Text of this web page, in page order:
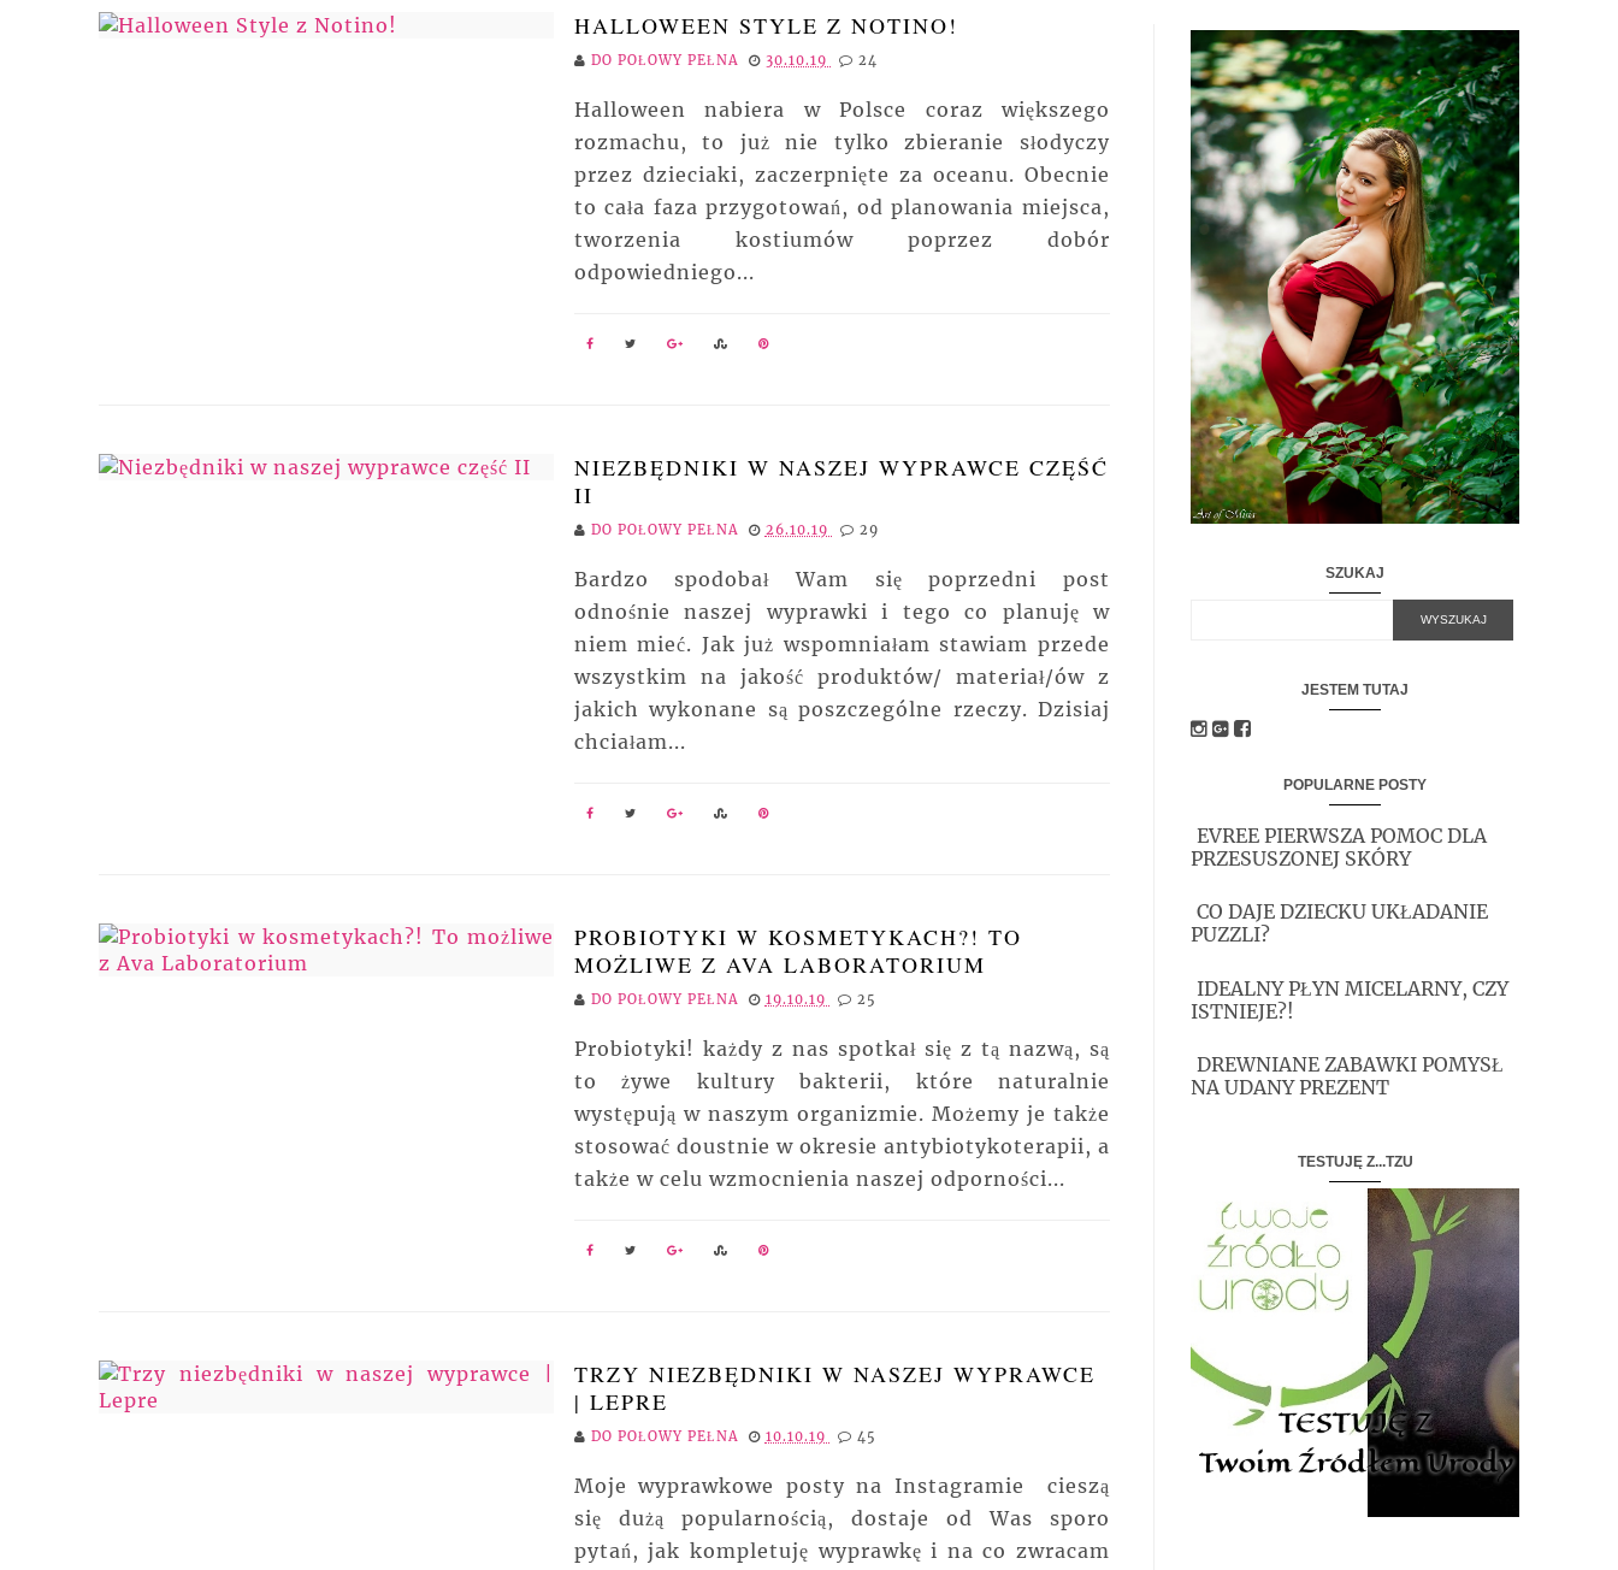
HALLOWEEN STYLE Z NOTINO!
DO POŁOWY PEŁNA 30.10.19 24
Halloween nabiera w Polsce coraz większego
rozmachu, to już nie tylko zbieranie słodyczy
przez dzieciaki, zaczerpnięte za oceanu. Obecnie
to cała faza przygotowań, od planowania miejsca,
tworzenia kostiumów poprzez dobór
odpowiedniego...
NIEZBĘDNIKI W NASZEJ WYPRAWCE CZĘŚĆ
II
DO POŁOWY PEŁNA 26.10.19 29
Bardzo spodobał Wam się poprzedni post
odnośnie naszej wyprawki i tego co planuję w
niem mieć. Jak już wspomniałam stawiam przede
wszystkim na jakość produktów/ materiał/ów z
jakich wykonane są poszczególne rzeczy. Dzisiaj
chciałam...
PROBIOTYKI W KOSMETYKACH?! TO
MOŻLIWE Z AVA LABORATORIUM
DO POŁOWY PEŁNA 19.10.19 25
Probiotyki! każdy z nas spotkał się z tą nazwą, są
to żywe kultury bakterii, które naturalnie
występują w naszym organizmie. Możemy je także
stosować doustnie w okresie antybiotykoterapii, a
także w celu wzmocnienia naszej odporności...
TRZY NIEZBĘDNIKI W NASZEJ WYPRAWCE
| LEPRE
DO POŁOWY PEŁNA 10.10.19 45
Moje wyprawkowe posty na Instagramie cieszą
się dużą popularnością, dostaje od Was sporo
pytań, jak kompletuję wyprawkę i na co zwracam
SZUKAJ
JESTEM TUTAJ
POPULARNE POSTY
EVREE PIERWSZA POMOC DLA
PRZESUSZONEJ SKÓRY
CO DAJE DZIECKU UKŁADANIE
PUZZLI?
IDEALNY PŁYN MICELARNY, CZY
ISTNIEJE?!
DREWNIANE ZABAWKI POMYSŁ
NA UDANY PREZENT
TESTUJĘ Z...TZU